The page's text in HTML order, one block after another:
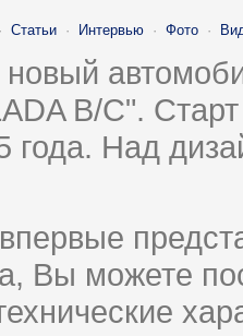
· Статьи · Интервью · Фото ·
новый
B/C".
года. Над
Вы можете